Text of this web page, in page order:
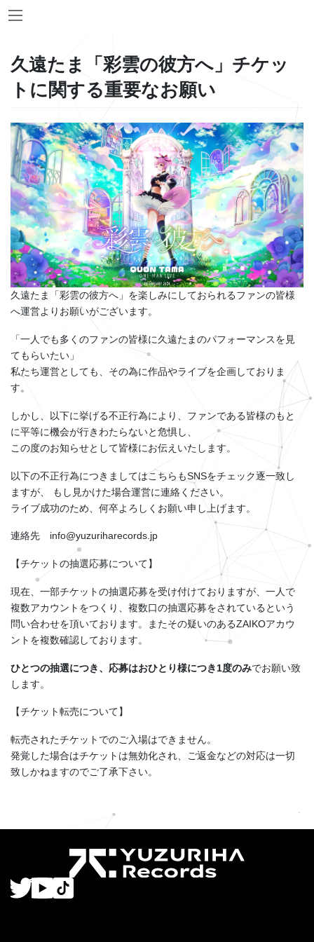
久遠たま「彩雲の彼方へ」チケッ
トに関する重要なお願い
久遠たま「彩雲の彼方へ」を楽しみにしておられるファンの皆様
へ運営よりお願いがございます。
「一人でも多くのファンの皆様に久遠たまのパフォーマンスを見
てもらいたい」
私たち運営としても、その為に作品やライブを企画しておりま
す。
しかし、以下に挙げる不正行為により、ファンである皆様のもと
に平等に機会が行きわたらないと危惧し、
この度のお知らせとして皆様にお伝えいたします。
以下の不正行為につきましてはこちらもSNSをチェック逐一致し
ますが、 もし見かけた場合運営に連絡ください。
ライブ成功のため、何卒よろしくお願い申し上げます。
連絡先 info@yuzuriharecords.jp
【チケットの抽選応募について】
現在、一部チケットの抽選応募を受け付けておりますが、一人で
複数アカウントをつくり、複数口の抽選応募をされているという
問い合わせを頂いております。またその疑いのあるZAIKOアカウ
ントを複数確認しております。
ひとつの抽選につき、応募はおひとり様につき1度のみでお願い致
します。
【チケット転売について】
転売されたチケットでのご入場はできません。
発覚した場合はチケットは無効化され、ご返金などの対応は一切
致しかねますのでご了承下さい。